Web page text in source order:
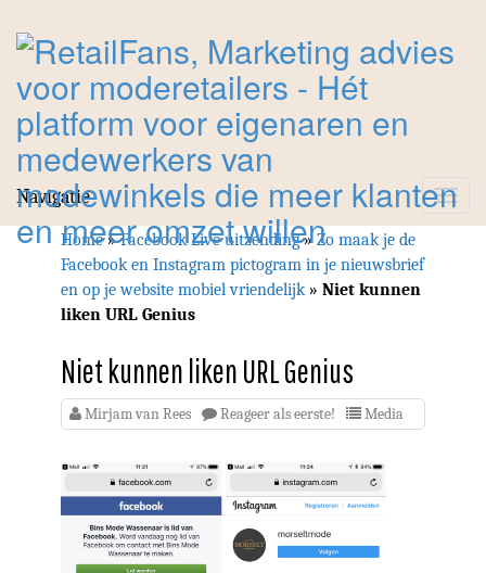
Toggle
Navigatie
Home»Facebook Live uitzending»Zo maak je de
Facebook en Instagram pictogram in je nieuwsbrief
en op je website mobiel vriendelijk» Niet kunnen
liken URL Genius
Niet kunnen liken URL Genius
Mirjam van Rees Reageer als eerste! Media